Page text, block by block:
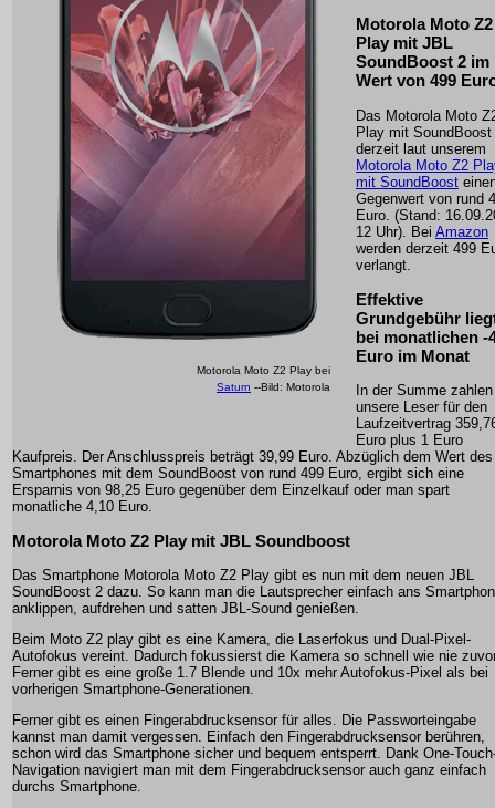
Motorola Moto Z2 Play bei
Saturn --Bild: Motorola
Motorola Moto Z2
Play mit JBL
SoundBoost 2 im
Wert von 499
Das Motorola Moto
Play mit SoundBoost
derzeit laut unserem
Motorola Moto Z2
mit SoundBoost
Gegenwert von rund
Euro. (Stand:
12 Uhr). Bei Amazon
werden derzeit 499
verlangt.
Effektive
Grundgebühr
bei monatlichen -
Euro im Monat
In der Summe zahlen
unsere Leser für den
Laufzeitvertrag
Euro plus 1 Euro
Kaufpreis. Der Anschlusspreis beträgt 39,99 Euro. Abzüglich dem Wert des
Smartphones mit dem SoundBoost von rund 499 Euro, ergibt sich eine
Ersparnis von 98,25 Euro gegenüber dem Einzelkauf oder man spart
monatliche 4,10 Euro.
Motorola Moto Z2 Play mit JBL Soundboost
Das Smartphone Motorola Moto Z2 Play gibt es nun mit dem neuen JBL
SoundBoost 2 dazu. So kann man die Lautsprecher einfach ans
anklippen, aufdrehen und satten JBL-Sound genießen.
Beim Moto Z2 play gibt es eine Kamera, die Laserfokus und Dual-Pixel-
Autofokus vereint. Dadurch fokussierst die Kamera so schnell wie nie
Ferner gibt es eine große 1.7 Blende und 10x mehr Autofokus-Pixel als bei
vorherigen Smartphone-Generationen.
Ferner gibt es einen Fingerabdrucksensor für alles. Die Passworteingabe
kannst man damit vergessen. Einfach den Fingerabdrucksensor berühren,
schon wird das Smartphone sicher und bequem entsperrt. Dank One-
Navigation navigiert man mit dem Fingerabdrucksensor auch ganz einfach
durchs Smartphone.